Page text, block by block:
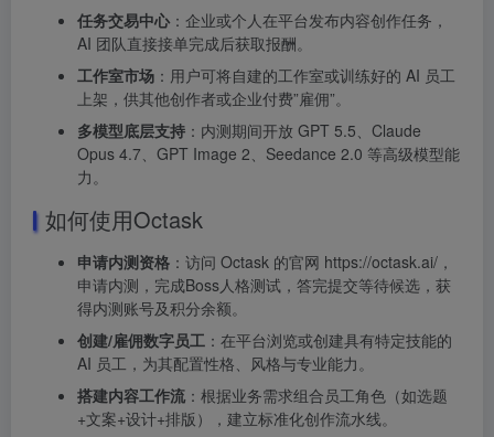
任务交易中心：企业或个人在平台发布内容创作任务，
AI 团队直接接单完成后获取报酬。
工作室市场 ：用户可将自建的工作室或训练好的 AI 员工
上架，供其他创作者或企业付费”雇佣”。
多模型底层支持 ：内测期间开放 GPT 5.5、Claude
Opus 4.7、GPT Image 2、Seedance 2.0 等高级模型能
力。
如何使用Octask
申请内测资格 ：访问 Octask 的官网 https://octask.ai/，
申请内测，完成Boss人格测试，答完提交等待候选，获
得内测账号及积分余额。
创建/雇佣数字员工 ：在平台浏览或创建具有特定技能的
AI 员工，为其配置性格、风格与专业能力。
搭建内容工作流 ：根据业务需求组合员工角色（如选题
+文案+设计+排版），建立标准化创作流水线。